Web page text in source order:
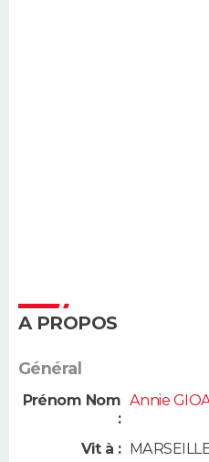
A PROPOS
Général
Prénom Nom
:
Annie
Vit à :